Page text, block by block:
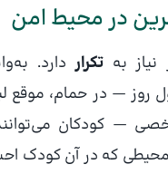
در محیط امن
به تکراردارد.
روز — در حمام، موقع
— کودکان می‌توانند
محیطی که در آن کودک